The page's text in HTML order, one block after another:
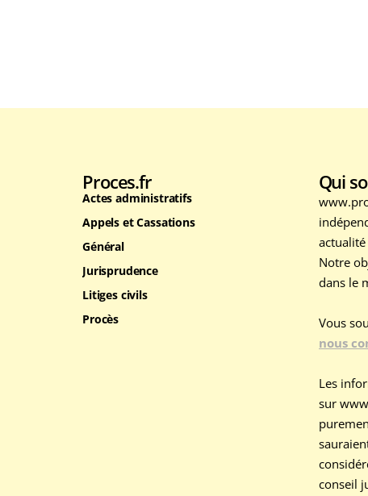
Proces.fr
Actes administratifs
Appels et Cassations
Général
Jurisprudence
Litiges civils
Procès
Qui
Notre
dans le
Vous
nous
Les
sur
conseil